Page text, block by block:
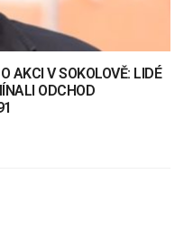
AKCI V SOKOLOVĚ: LIDÉ
ODCHOD